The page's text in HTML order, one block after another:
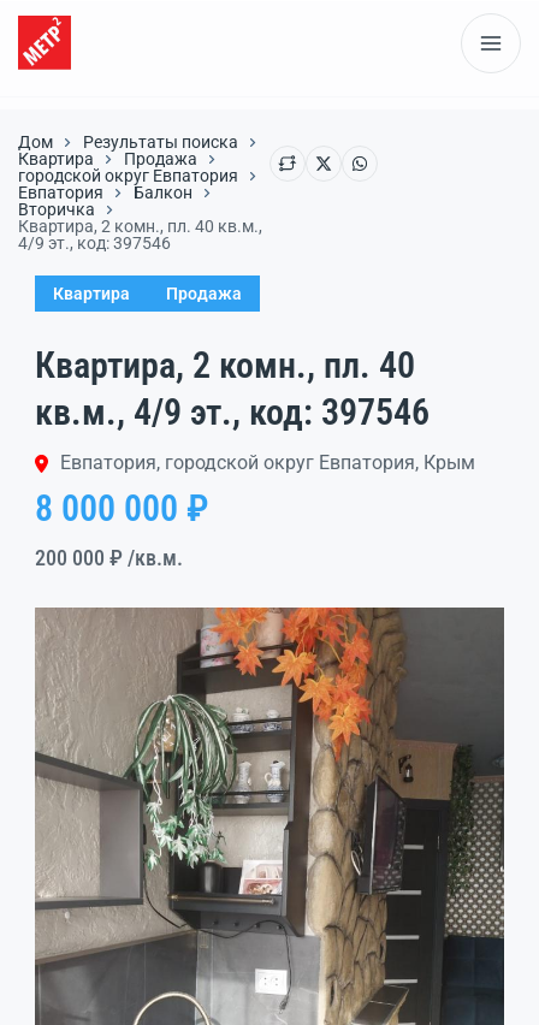
Дом
Результаты поиска
Квартира
Продажа
городской округ Евпатория
Евпатория
Балкон
Вторичка
Квартира, 2 комн., пл. 40 кв.м.,
4/9 эт., код: 397546
Квартира Продажа
Квартира, 2 комн., пл. 40
кв.м., 4/9 эт., код: 397546
Евпатория, городской округ Евпатория, Крым
8 000 000 ₽
200 000 ₽ /кв.м.